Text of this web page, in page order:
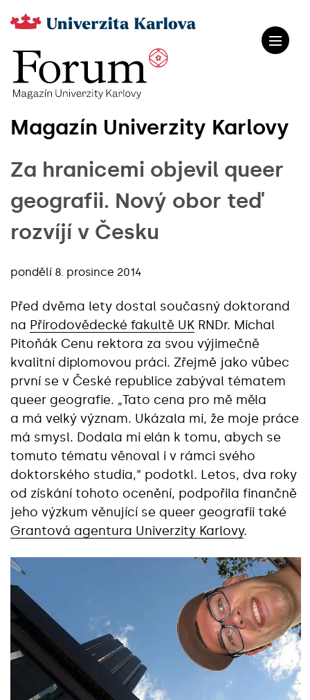
Magazín Univerzity Karlovy
Za hranicemi objevil queer
geografii. Nový obor teď
rozvíjí v Česku
pondělí 8. prosince 2014
Před dvěma lety dostal současný doktorand
na Přírodovědecké fakultě UK RNDr. Michal
Pitoňák Cenu rektora za svou výjimečně
kvalitní diplomovou práci. Zřejmě jako vůbec
první se v České republice zabýval tématem
queer geografie. „Tato cena pro mě měla
a má velký význam. Ukázala mi, že moje práce
má smysl. Dodala mi elán k tomu, abych se
tomuto tématu věnoval i v rámci svého
doktorského studia,“ podotkl. Letos, dva roky
od získání tohoto ocenění, podpořila finančně
jeho výzkum věnující se queer geografii také
Grantová agentura Univerzity Karlovy.